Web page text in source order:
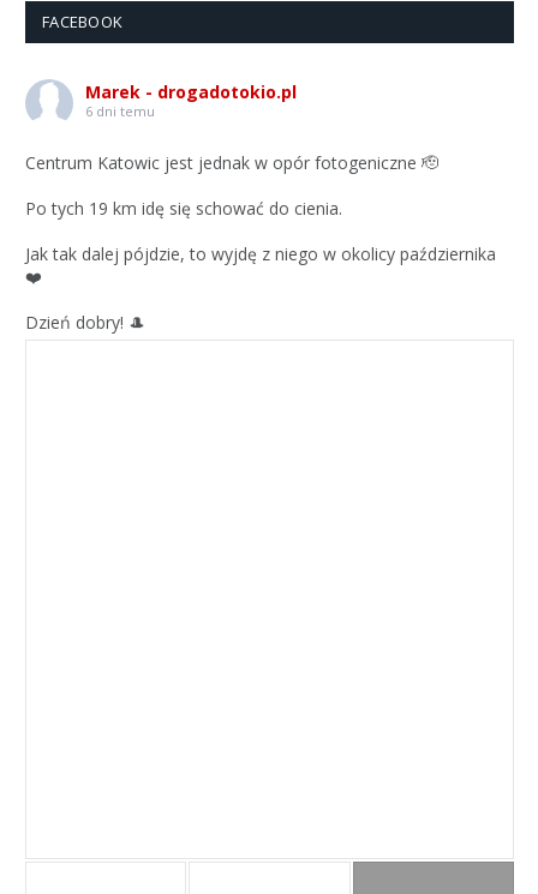
FACEBOOK
Marek - drogadotokio.pl
6 dni temu
Centrum Katowic jest jednak w opór fotogeniczne 🫡
Po tych 19 km idę się schować do cienia.
Jak tak dalej pójdzie, to wyjdę z niego w okolicy października
❤️
Dzień dobry! 🎩